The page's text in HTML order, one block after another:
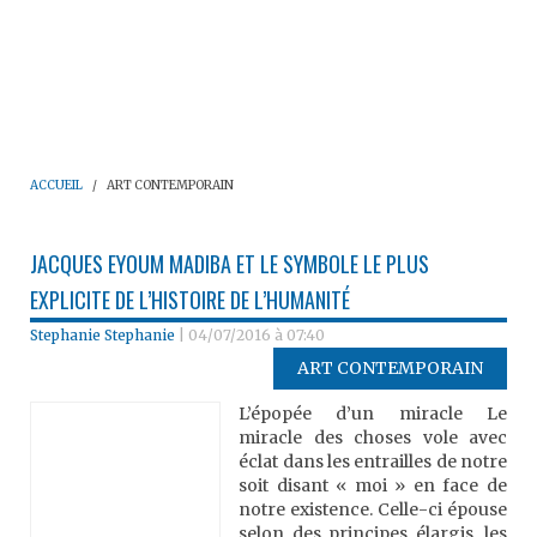
ACCUEIL ART CONTEMPORAIN
JACQUES EYOUM MADIBA ET LE SYMBOLE LE PLUS
EXPLICITE DE L’HISTOIRE DE L’HUMANITÉ
Stephanie Stephanie 04/07/2016 à 07:40
ART CONTEMPORAIN
L’épopée d’un miracle Le
miracle des choses vole avec
éclat dans les entrailles de notre
soit disant « moi » en face de
notre existence. Celle-ci épouse